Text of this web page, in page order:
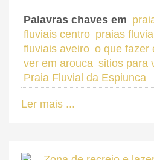
Palavras chaves em
fluviais centro praias
fluviais aveiro o que fazer
ver em arouca sitios para
Praia Fluvial da Espiunca
Ler mais ...